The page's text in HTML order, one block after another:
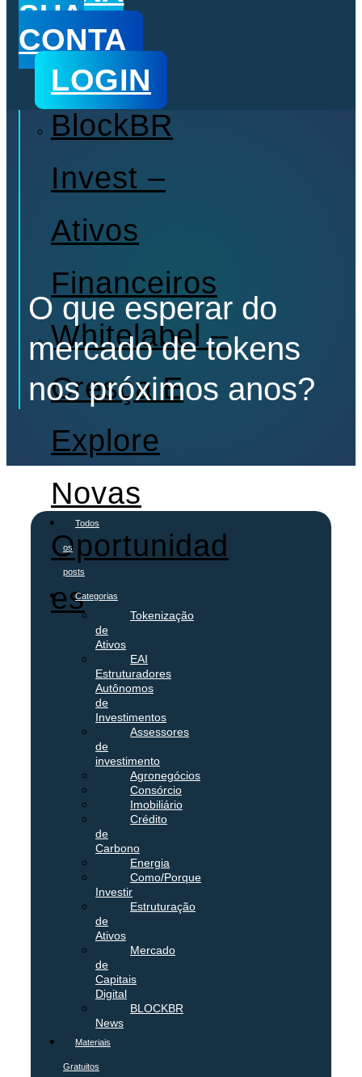
o
k
e
n
s
BlockBR
Invest –
Ativos
Financeiros
Whitelabel –
Cresça E
Explore
Novas
Oportunidad
Es
SUA
CONTA
LOGIN
O que esperar do
mercado de tokens
nos próximos anos?
Todos
os
posts
Categorias
Tokenização
de
Ativos
EAI
Estruturadores
Autônomos
de
Investimentos
Assessores
de
investimento
Agronegócios
Consórcio
Imobiliário
Crédito
de
Carbono
Energia
Como/Porque
Investir
Estruturação
de
Ativos
Mercado
de
Capitais
Digital
BLOCKBR
News
Materiais
Gratuitos